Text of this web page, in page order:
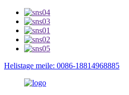
Helistage meile: 0086-18814968885